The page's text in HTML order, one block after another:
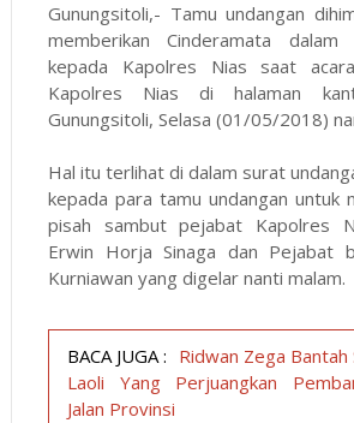
Gunungsitoli,- Tamu undangan
memberikan Cinderamata dalam
kepada Kapolres Nias saat
Kapolres Nias di halaman
Gunungsitoli, Selasa (01/05/2018)
Hal itu terlihat di dalam surat
kepada para tamu undangan untuk
pisah sambut pejabat Kapolres
Erwin Horja Sinaga dan Pejabat
Kurniawan yang digelar nanti malam.
BACA JUGA : Ridwan Zega Bantah
Laoli Yang Perjuangkan
Jalan Provinsi